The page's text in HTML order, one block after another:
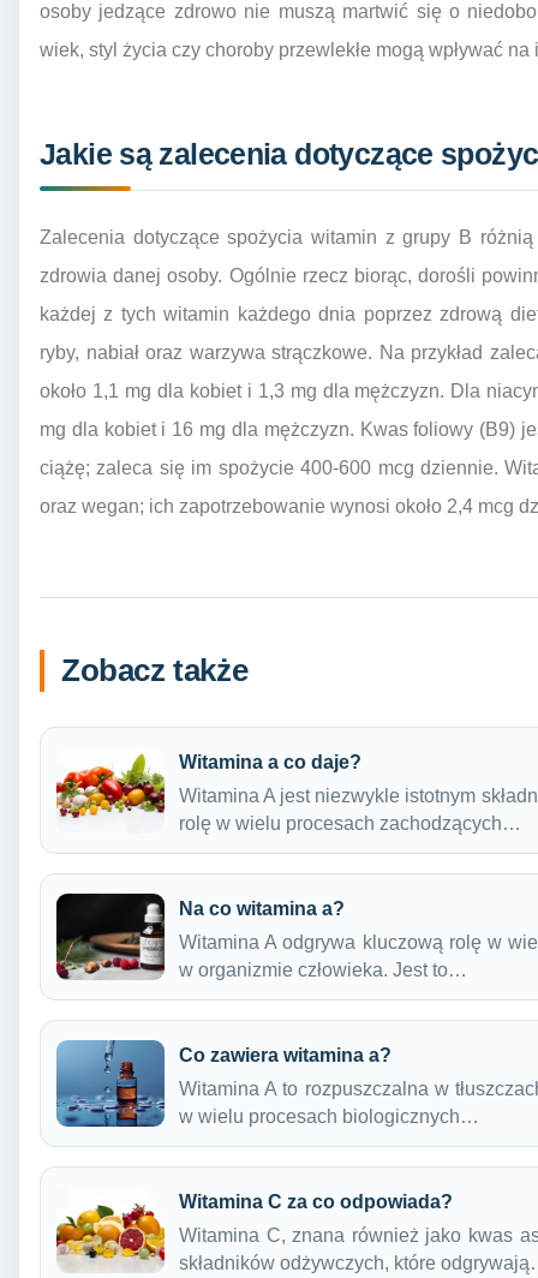
osoby jedzące zdrowo nie muszą martwić się o
wiek, styl życia czy choroby przewlekłe mogą wpływać
Jakie są zalecenia dotyczące
Zalecenia dotyczące spożycia witamin z grupy B
zdrowia danej osoby. Ogólnie rzecz biorąc, dorośli
każdej z tych witamin każdego dnia poprzez zdrową
ryby, nabiał oraz warzywa strączkowe. Na przykład
około 1,1 mg dla kobiet i 1,3 mg dla mężczyzn. Dla
mg dla kobiet i 16 mg dla mężczyzn. Kwas foliowy (B9)
ciążę; zaleca się im spożycie 400-600 mcg dziennie.
oraz wegan; ich zapotrzebowanie wynosi około 2,4 mcg
Zobacz także
Witamina a co daje?
Witamina A jest niezwykle istotnym
rolę w wielu procesach zachodzących…
Na co witamina a?
Witamina A odgrywa kluczową rolę w
w organizmie człowieka. Jest to…
Co zawiera witamina a?
Witamina A to rozpuszczalna w
w wielu procesach biologicznych…
Witamina C za co odpowiada?
Witamina C, znana również jako kwas
składników odżywczych, które